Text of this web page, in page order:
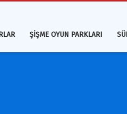
ŞİŞME OYUN PARKLARI